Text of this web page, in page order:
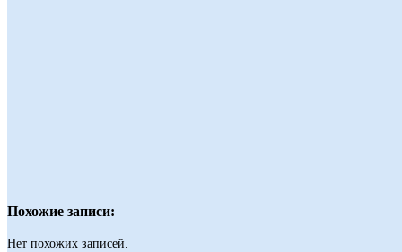
Похожие записи:
Нет похожих записей.